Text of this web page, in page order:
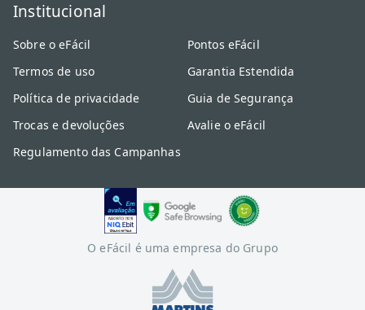
Institucional
Sobre o eFácil
Termos de uso
Política de privacidade
Trocas e devoluções
Regulamento das Campanhas
Pontos eFácil
Garantia Estendida
Guia de Segurança
Avalie o eFácil
O eFácil é uma empresa do Grupo